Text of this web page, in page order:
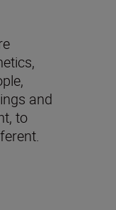
and
to